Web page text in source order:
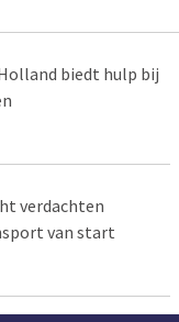
biedt hulp bij
verdachten
van start